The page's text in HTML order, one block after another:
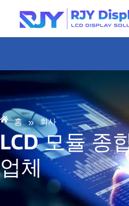
건
너
뛰
기
홈 » 회사
LCD 모듈 종
업체